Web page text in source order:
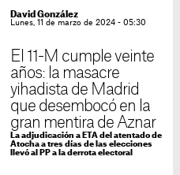
David González
Lunes, 11 de marzo de 2024 - 05:30
El 11-M cumple veinte
años: la masacre
yihadista de Madrid
que desembocó en la
gran mentira de Aznar
La adjudicación a ETA del atentado de
Atocha a tres días de las elecciones
llevó al PP a la derrota electoral